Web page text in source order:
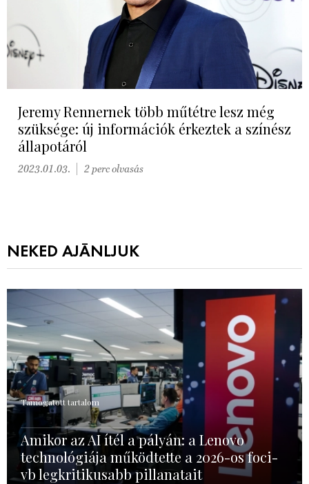
Jeremy Rennernek több műtétre lesz még
szüksége: új információk érkeztek a színész
állapotáról
2023.01.03. 2 perc olvasás
NEKED AJÁNLJUK
Támogatott tartalom
Amikor az AI ítél a pályán: a Lenovo
technológiája működtette a 2026-os foci-
vb legkritikusabb pillanatait